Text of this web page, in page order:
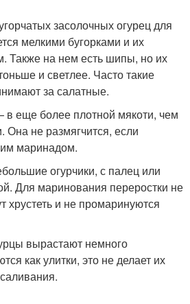
засолочных огурец для
мелкими бугорками и их
Также на нем есть шипы, но их
и светлее. Часто такие
за салатные.
в еще более плотной мякоти, чем
Она не размягчится, если
маринадом.
огурчики, с палец или
Для маринования переростки не
хрустеть и не промаринуются
вырастают немного
как улитки, это не делает их